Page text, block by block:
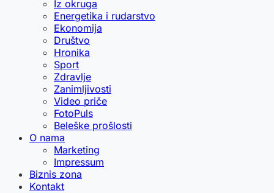
Iz okruga
Energetika i rudarstvo
Ekonomija
Društvo
Hronika
Sport
Zdravlje
Zanimljivosti
Video priče
FotoPuls
Beleške prošlosti
O nama
Marketing
Impressum
Biznis zona
Kontakt